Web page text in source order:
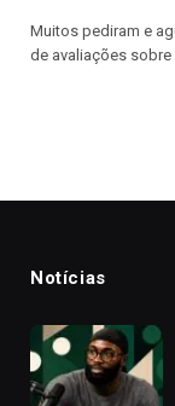
Muitos pediram e
de avaliações
Notícias